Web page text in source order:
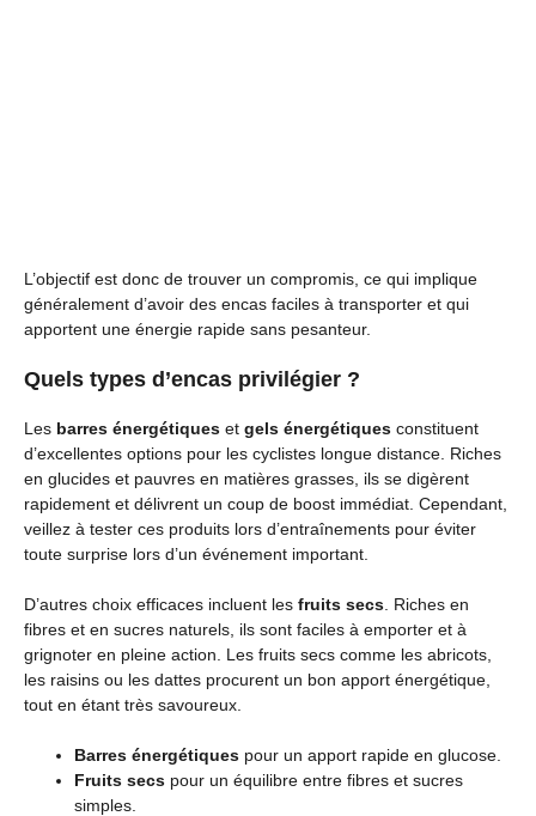
L’objectif est donc de trouver un compromis, ce qui implique
généralement d’avoir des encas faciles à transporter et qui
apportent une énergie rapide sans pesanteur.
Quels types d’encas privilégier ?
Les barres énergétiques et gels énergétiques constituent
d’excellentes options pour les cyclistes longue distance. Riches
en glucides et pauvres en matières grasses, ils se digèrent
rapidement et délivrent un coup de boost immédiat. Cependant,
veillez à tester ces produits lors d’entraînements pour éviter
toute surprise lors d’un événement important.
D’autres choix efficaces incluent les fruits secs . Riches en
fibres et en sucres naturels, ils sont faciles à emporter et à
grignoter en pleine action. Les fruits secs comme les abricots,
les raisins ou les dattes procurent un bon apport énergétique,
tout en étant très savoureux.
Barres énergétiques pour un apport rapide en glucose.
Fruits secs pour un équilibre entre fibres et sucres
simples.